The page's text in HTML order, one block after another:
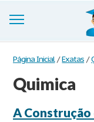
Trabalhos
Cadastre-se
Entre
Página Inicial / Exatas /
Quimica
A